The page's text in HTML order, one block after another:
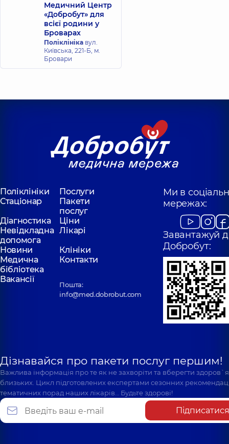
Медичний Центр
«Добробут» для
всієї родини у
Броварах
Поліклініка вул.
Київська, 221-Б, м.
Бровари
Поліклініки
Послуги
Стаціонар
Пакети
послуг
Діагностика
Ціни
Невідкладна
допомога
Лікарі
Новини
Клініки
Медична
бібліотека
Контакти
Вакансії
Пошта:
info@med.dobrobut.com
Ми в
мережах:
Завантажуй
Добробут:
Дізнавайся про пакети послуг першим!
Важлива інформація про те як не захворіти та вберегти
близьких. Цикл підготовлених експертами сезонних
тематичних порад наших лікарів… Будьте здорові!
Підписатися